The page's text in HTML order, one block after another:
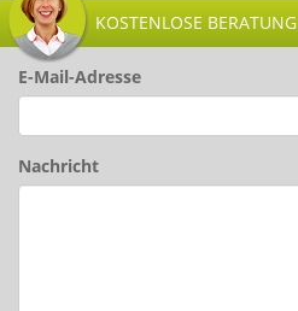
KOSTENLOSE BERATUNG
E-Mail-Adresse
Nachricht